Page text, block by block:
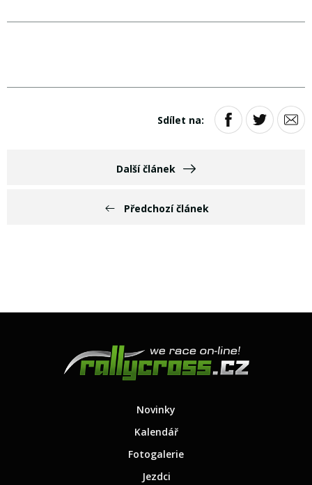
Předchozí článek
Sdílet na:
Další článek
Novinky
Kalendář
Fotogalerie
Jezdci